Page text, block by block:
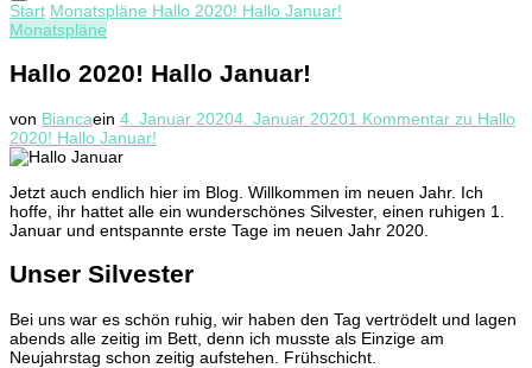
Start Monatspläne Hallo 2020! Hallo Januar!
Monatspläne
Hallo 2020! Hallo Januar!
von Biancaein 4. Januar 20204. Januar 20201 Kommentar zu Hallo
2020! Hallo Januar!
Jetzt auch endlich hier im Blog. Willkommen im neuen Jahr. Ich
hoffe, ihr hattet alle ein wunderschönes Silvester, einen ruhigen 1.
Januar und entspannte erste Tage im neuen Jahr 2020.
Unser Silvester
Bei uns war es schön ruhig, wir haben den Tag vertrödelt und lagen
abends alle zeitig im Bett, denn ich musste als Einzige am
Neujahrstag schon zeitig aufstehen. Frühschicht.